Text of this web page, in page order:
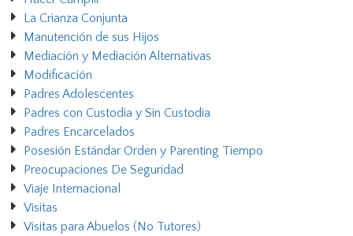
La Crianza Conjunta
Manutención de sus Hijos
Mediación y Mediación Alternativas
Modificación
Padres Adolescentes
Padres con Custodia y Sin Custodia
Padres Encarcelados
Posesión Estándar Orden y Parenting Tiempo
Preocupaciones De Seguridad
Viaje Internacional
Visitas
Visitas para Abuelos (No Tutores)